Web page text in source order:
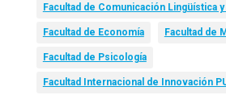
Facultad de Comunicación Lingüística
Facultad de Economía Facultad de
Facultad de Psicología
Facultad Internacional de Innovación